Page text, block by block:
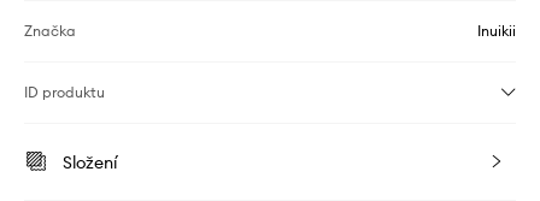
Značka Inuikii
ID produktu
Složení